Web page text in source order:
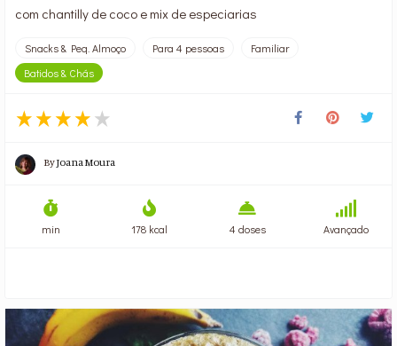
com chantilly de coco e mix de especiarias
Snacks & Peq. Almoço Para 4 pessoas
Familiar
Batidos & Chás
ByJoana Moura
min 178 kcal 4 doses Avançado